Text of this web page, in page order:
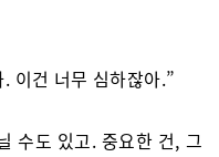
건 너무 심하잖아.”
수도 있고. 중요한 건, 그